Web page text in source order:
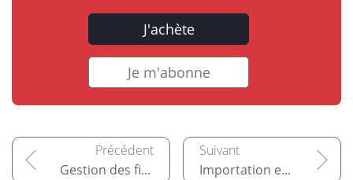
J'achète
Je m'abonne
Gestion des fichiers Importation et exportation